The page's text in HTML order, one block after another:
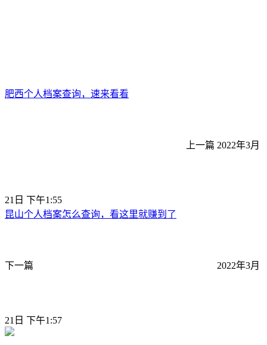
肥西个人档案查询，速来看看
上一篇 2022年3月
21日 下午1:55
昆山个人档案怎么查询，看这里就赚到了
下一篇 2022年3月
21日 下午1:57